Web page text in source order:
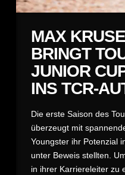
MAX
BRINGT
JUNIOR
INS TCR-
Die erste Saison des
überzeugt mit
Youngster ihr Potenzial
unter Beweis stellten.
in ihrer Karriereleiter zu